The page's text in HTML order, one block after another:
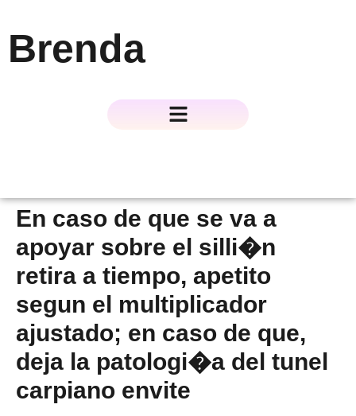
Brenda
En caso de que se va a
apoyar sobre el silli�n
retira a tiempo, apetito
segun el multiplicador
ajustado; en caso de que,
deja la patologi�a del tunel
carpiano envite